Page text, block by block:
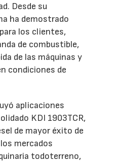
Desde su
ha demostrado
los clientes,
de combustible,
de las máquinas y
condiciones de
aplicaciones
KDI 1903TCR,
de mayor éxito de
mercados
todoterreno,